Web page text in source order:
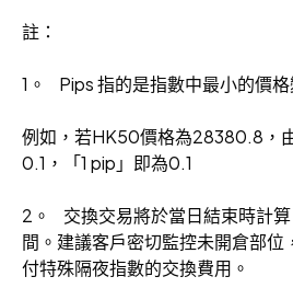
註：
1。 Pips 指的是指數中最小的價格
例如，若HK50價格為28380.8，
0.1，「1 pip」即為0.1
2。 交換交易將於當日結束時計
間。建議客戶密切監控未開倉部位
付特殊隔夜指數的交換費用。